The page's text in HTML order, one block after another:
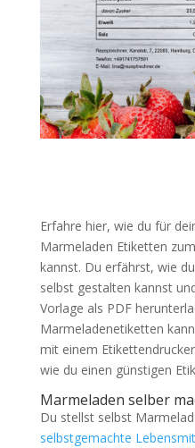
Erfahre hier, wie du für
Marmeladen Etiketten
kannst. Du erfährst, wie
selbst gestalten kannst
Vorlage als PDF
Marmeladenetiketten
mit einem
wie du einen günstigen
Marmeladen selber
Du stellst selbst
selbstgemachte